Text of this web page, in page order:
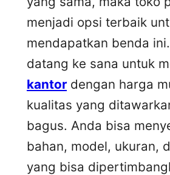
menjadi opsi terbaik
mendapatkan benda
datang ke sana untuk
kantor dengan harga
kualitas yang
bagus. Anda bisa
bahan, model, ukuran,
yang bisa